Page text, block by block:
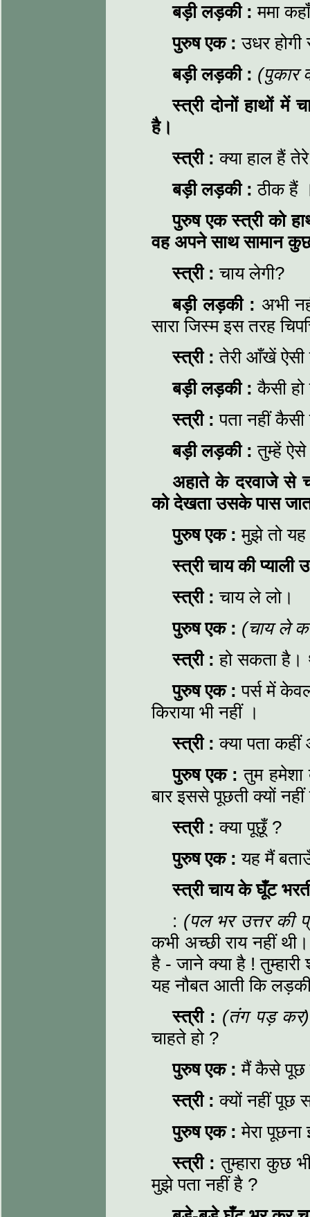
बड़ी लड़की : ममा
पुरुष एक :उधर
बड़ी लड़की : (पुकार
स्त्री दोनों हाथों में
है।
स्त्री :क्या हाल हैं
बड़ी लड़की : ठीक हैं
पुरुष एक स्त्री को
वह अपने साथ सामान
स्त्री :चाय लेगी?
बड़ी लड़की : अभी
सारा जिस्म इस तरह
स्त्री : तेरी आँखें ऐसी
बड़ी लड़की : कैसी हो
स्त्री : पता नहीं कैसी
बड़ी लड़की : तुम्हें
अहाते के दरवाजे से
को देखता उसके पास
पुरुष एक :मुझे तो
स्त्री चाय की
स्त्री : चाय ले लो।
पुरुष एक : (चाय ले
स्त्री : हो सकता है।
पुरुष एक : पर्स में
किराया भी नहीं ।
स्त्री :क्या पता
पुरुष एक : तुम हमेशा
बार इससे पूछती क्यों
स्त्री : क्या पूछूँ ?
पुरुष एक :यह मैं
स्त्री चाय के घूँट
: (पल भर उत्तर की
कभी अच्छी राय नहीं
है - जाने क्या है !
यह नौबत आती कि
स्त्री : (तंग पड़ कर)
चाहते हो ?
पुरुष एक :मैं कैसे पूछ
स्त्री : क्यों नहीं पूछ
पुरुष एक :मेरा
स्त्री : तुम्हारा कुछ
मुझे पता नहीं है ?